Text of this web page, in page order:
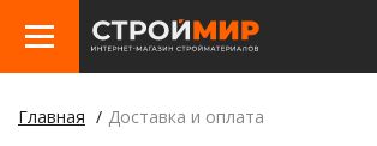
Главная Доставка и оплата